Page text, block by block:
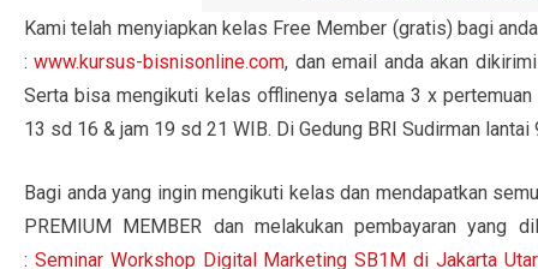
Kami telah menyiapkan kelas Free Member (gratis) bagi
:www.kursus-bisnisonline.com, dan email anda akan
Serta bisa mengikuti kelas offlinenya selama 3 x
13 sd 16 & jam 19 sd 21 WIB. Di Gedung BRI Sudirman
Bagi anda yang ingin mengikuti kelas dan mendapatkan
PREMIUM MEMBER dan melakukan pembayaran yang
: Seminar Workshop Digital Marketing SB1M di Jakarta